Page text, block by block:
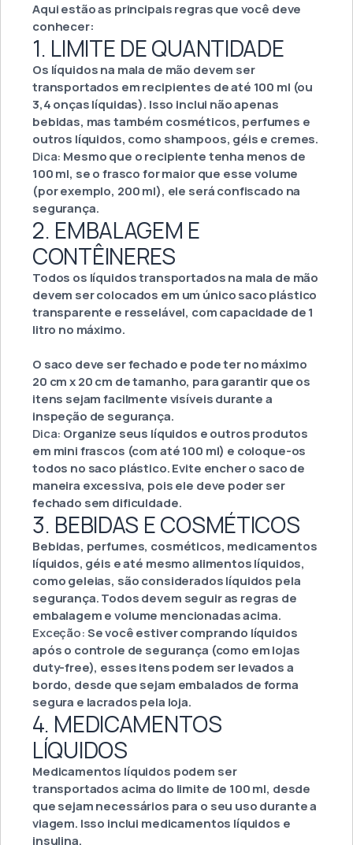
Aqui estão as principais regras que você deve
conhecer:
1. LIMITE DE QUANTIDADE
Os líquidos na mala de mão devem ser
transportados em recipientes de até 100 ml (ou
3,4 onças líquidas). Isso inclui não apenas
bebidas, mas também cosméticos, perfumes e
outros líquidos, como shampoos, géis e cremes.
Dica: Mesmo que o recipiente tenha menos de
100 ml, se o frasco for maior que esse volume
(por exemplo, 200 ml), ele será confiscado na
segurança.
2. EMBALAGEM E
CONTÊINERES
Todos os líquidos transportados na mala de mão
devem ser colocados em um único saco plástico
transparente e resselável, com capacidade de 1
litro no máximo.
O saco deve ser fechado e pode ter no máximo
20 cm x 20 cm de tamanho, para garantir que os
itens sejam facilmente visíveis durante a
inspeção de segurança.
Dica: Organize seus líquidos e outros produtos
em mini frascos (com até 100 ml) e coloque-os
todos no saco plástico. Evite encher o saco de
maneira excessiva, pois ele deve poder ser
fechado sem dificuldade.
3. BEBIDAS E COSMÉTICOS
Bebidas, perfumes, cosméticos, medicamentos
líquidos, géis e até mesmo alimentos líquidos,
como geleias, são considerados líquidos pela
segurança. Todos devem seguir as regras de
embalagem e volume mencionadas acima.
Exceção:Se você estiver comprando líquidos
após o controle de segurança (como em lojas
duty-free), esses itens podem ser levados a
bordo, desde que sejam embalados de forma
segura e lacrados pela loja.
4. MEDICAMENTOS
LÍQUIDOS
Medicamentos líquidos podem ser
transportados acima do limite de 100 ml, desde
que sejam necessários para o seu uso durante a
viagem. Isso inclui medicamentos líquidos e
insulina.